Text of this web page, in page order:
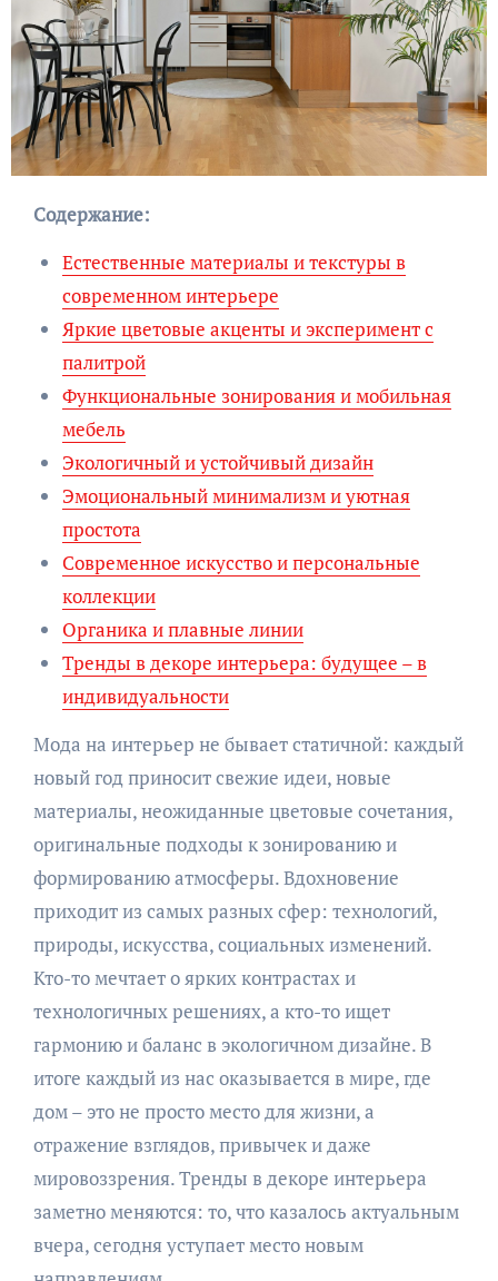
Содержание:
Естественные материалы и текстуры в
современном интерьере
Яркие цветовые акценты и эксперимент с
палитрой
Функциональные зонирования и мобильная
мебель
Экологичный и устойчивый дизайн
Эмоциональный минимализм и уютная
простота
Современное искусство и персональные
коллекции
Органика и плавные линии
Тренды в декоре интерьера: будущее – в
индивидуальности
Мода на интерьер не бывает статичной: каждый
новый год приносит свежие идеи, новые
материалы, неожиданные цветовые сочетания,
оригинальные подходы к зонированию и
формированию атмосферы. Вдохновение
приходит из самых разных сфер: технологий,
природы, искусства, социальных изменений.
Кто-то мечтает о ярких контрастах и
технологичных решениях, а кто-то ищет
гармонию и баланс в экологичном дизайне. В
итоге каждый из нас оказывается в мире, где
дом – это не просто место для жизни, а
отражение взглядов, привычек и даже
мировоззрения. Тренды в декоре интерьера
заметно меняются: то, что казалось актуальным
вчера, сегодня уступает место новым